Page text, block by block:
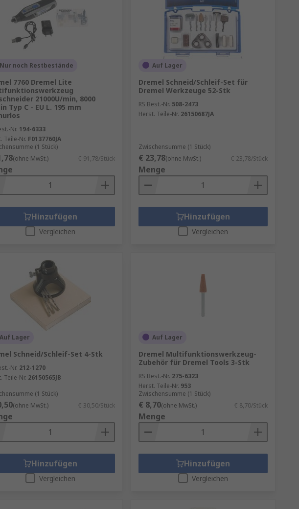
Nur noch Restbestände
7760 Dremel Lite
21000U/min, 8000
Typ C - EU L. 195 mm
Nr. 194-6333
Teile-Nr. F0137760JA
(1 Stück)
(ohne MwSt.) € 91,78/Stück
Hinzufügen
Vergleichen
Auf Lager
Dremel Schneid/Schleif-Set für
Dremel Werkzeuge 52-Stk
RS Best.-Nr. 508-2473
Herst. Teile-Nr. 26150687JA
Zwischensumme (1 Stück)
€ 23,78(ohne MwSt.) € 23,78/Stück
Menge
Hinzufügen
Vergleichen
Auf Lager
Schneid/Schleif-Set 4-Stk
Nr. 212-1270
Teile-Nr. 26150565JB
(1 Stück)
(ohne MwSt.) € 30,50/Stück
Hinzufügen
Vergleichen
Auf Lager
Dremel Multifunktionswerkzeug-
Zubehör für Dremel Tools 3-Stk
RS Best.-Nr. 275-6323
Herst. Teile-Nr. 953
Zwischensumme (1 Stück)
€ 8,70(ohne MwSt.) € 8,70/Stück
Menge
Hinzufügen
Vergleichen